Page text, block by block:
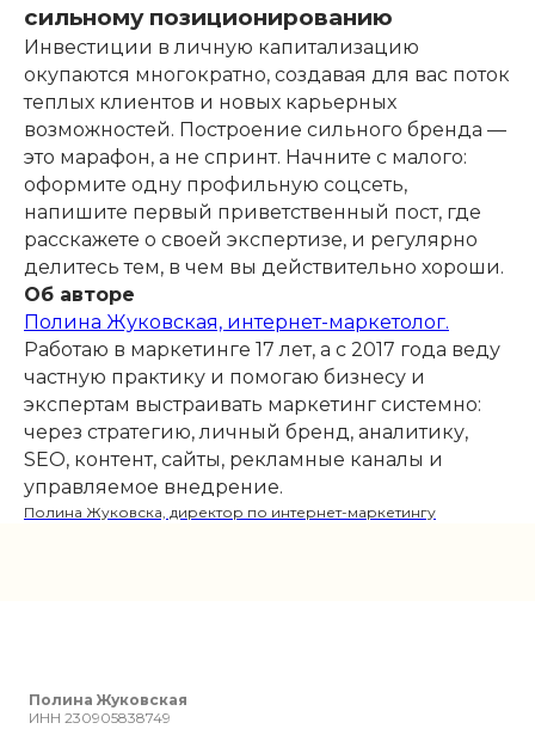
сильному позиционированию
Инвестиции в личную капитализацию
окупаются многократно, создавая для вас поток
теплых клиентов и новых карьерных
возможностей. Построение сильного бренда —
это марафон, а не спринт. Начните с малого:
оформите одну профильную соцсеть,
напишите первый приветственный пост, где
расскажете о своей экспертизе, и регулярно
делитесь тем, в чем вы действительно хороши.
Об авторе
Полина Жуковская, интернет-маркетолог.
Работаю в маркетинге 17 лет, а с 2017 года веду
частную практику и помогаю бизнесу и
экспертам выстраивать маркетинг системно:
через стратегию, личный бренд, аналитику,
SEO, контент, сайты, рекламные каналы и
управляемое внедрение.
Полина Жуковска, директор по интернет-маркетингу
Полина Жуковская
ИНН 230905838749